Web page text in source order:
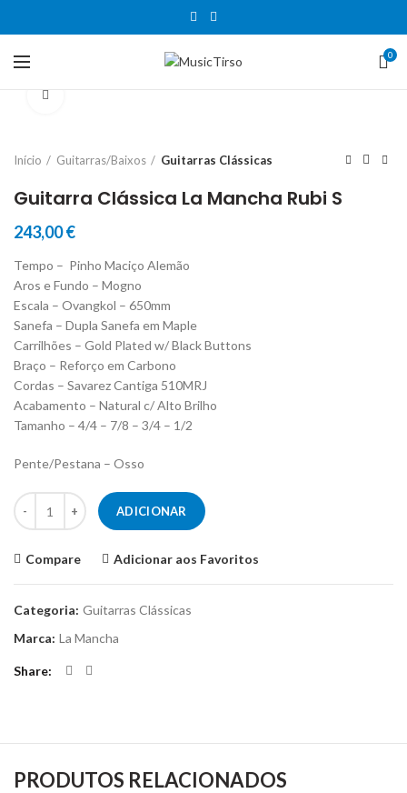
0
Início Guitarras/Baixos Guitarras Clássicas
Guitarra Clássica La Mancha Rubi S
243,00€
Tempo – Pinho Maciço Alemão
Aros e Fundo – Mogno
Escala – Ovangkol – 650mm
Sanefa – Dupla Sanefa em Maple
Carrilhões – Gold Plated w/ Black Buttons
Braço – Reforço em Carbono
Cordas – Savarez Cantiga 510MRJ
Acabamento – Natural c/ Alto Brilho
Tamanho – 4/4 – 7/8 – 3/4 – 1/2
Pente/Pestana – Osso
Quantidade de Guitarra Clássica La Mancha Rubi S
ADICIONAR
Compare Adicionar aos Favoritos
Categoria: Guitarras Clássicas
Marca: La Mancha
Share
PRODUTOS RELACIONADOS